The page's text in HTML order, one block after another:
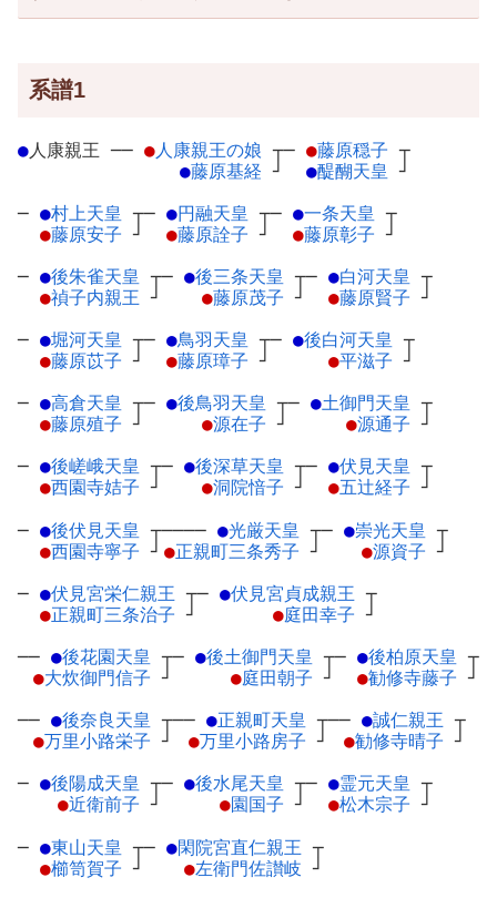
系譜1
● 人康親王 ── ●人康親王の娘 ┬
●藤原基経 ┘
─ ●藤原穏子 ┬
●醍醐天皇 ┘
─ ●村上天皇 ┬
●藤原安子 ┘
─ ●円融天皇 ┬
●藤原詮子 ┘
─ ●一条天皇 ┬
●藤原彰子 ┘
─ ●後朱雀天皇 ┬
●禎子内親王 ┘
─ ●後三条天皇 ┬
●藤原茂子 ┘
─ ●白河天皇 ┬
●藤原賢子 ┘
─ ●堀河天皇 ┬
●藤原苡子 ┘
─ ●鳥羽天皇 ┬
●藤原璋子 ┘
─ ●後白河天皇 ┬
●平滋子 ┘
─ ●高倉天皇 ┬
●藤原殖子 ┘
─ ●後鳥羽天皇 ┬
●源在子 ┘
─ ●土御門天皇 ┬
●源通子 ┘
─ ●後嵯峨天皇 ┬
●西園寺姞子 ┘
─ ●後深草天皇 ┬
●洞院愔子 ┘
─ ●伏見天皇 ┬
●五辻経子 ┘
─ ●後伏見天皇 ┬
●西園寺寧子 ┘
──── ●光厳天皇 ┬
●正親町三条秀子 ┘
─ ●崇光天皇 ┬
●源資子 ┘
─ ●伏見宮栄仁親王 ┬
●正親町三条治子 ┘
─ ●伏見宮貞成親王 ┬
●庭田幸子 ┘
── ●後花園天皇 ┬
●大炊御門信子 ┘
─ ●後土御門天皇 ┬
●庭田朝子 ┘
─ ●後柏原天皇 ┬
●勧修寺藤子 ┘
── ●後奈良天皇 ┬
●万里小路栄子 ┘
── ●正親町天皇 ┬
●万里小路房子 ┘
── ●誠仁親王 ┬
●勧修寺晴子 ┘
─ ●後陽成天皇 ┬
●近衛前子 ┘
─ ●後水尾天皇 ┬
●園国子 ┘
─ ●霊元天皇 ┬
●松木宗子 ┘
─ ●東山天皇 ┬
●櫛笥賀子 ┘
─ ●閑院宮直仁親王 ┬
●左衛門佐讃岐 ┘